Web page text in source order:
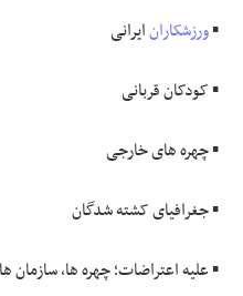
▪️ورزشکارانایرانی
▪️ کودکان قربانی
▪️ چهره های خارجی
▪️ جغرافیای کشته شدگان
▪️ علیه اعتراضات؛ چهره ها، سازمان